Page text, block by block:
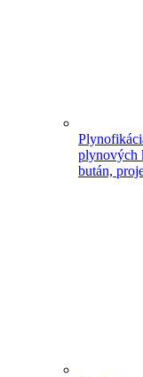
plynových
bután,